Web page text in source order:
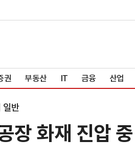
권 부동산 IT 금융 산업
일반
장 화재 진압